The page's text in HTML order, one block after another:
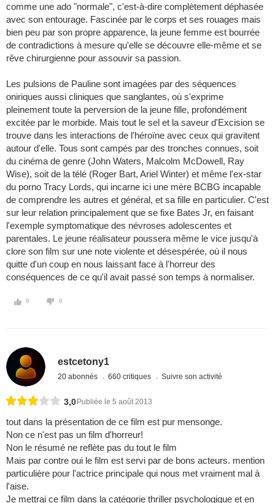
comme une ado "normale", c'est-à-dire complètement déphasée
avec son entourage. Fascinée par le corps et ses rouages mais
bien peu par son propre apparence, la jeune femme est bourrée
de contradictions à mesure qu'elle se découvre elle-même et se
rêve chirurgienne pour assouvir sa passion.
Les pulsions de Pauline sont imagées par des séquences
oniriques aussi cliniques que sanglantes, où s'exprime
pleinement toute la perversion de la jeune fille, profondément
excitée par le morbide. Mais tout le sel et la saveur d'Excision se
trouve dans les interactions de l'héroïne avec ceux qui gravitent
autour d'elle. Tous sont campés par des tronches connues, soit
du cinéma de genre (John Waters, Malcolm McDowell, Ray
Wise), soit de la télé (Roger Bart, Ariel Winter) et même l'ex-star
du porno Tracy Lords, qui incarne ici une mère BCBG incapable
de comprendre les autres et général, et sa fille en particulier. C'est
sur leur relation principalement que se fixe Bates Jr, en faisant
l'exemple symptomatique des névroses adolescentes et
parentales. Le jeune réalisateur poussera même le vice jusqu'à
clore son film sur une note violente et désespérée, où il nous
quitte d'un coup en nous laissant face à l'horreur des
conséquences de ce qu'il avait passé son temps à normaliser.
0 0
estcetony1
20 abonnés 660 critiques Suivre son activité
3,0 Publiée le 5 août 2013
tout dans la présentation de ce film est pur mensonge.
Non ce n'est pas un film d'horreur!
Non le résumé ne reflète pas du tout le film
Mais par contre oui le film est servi par de bons acteurs. mention
particulière pour l'actrice principale qui nous met vraiment mal à
l'aise.
Je mettrai ce film dans la catégorie thriller psychologique et en